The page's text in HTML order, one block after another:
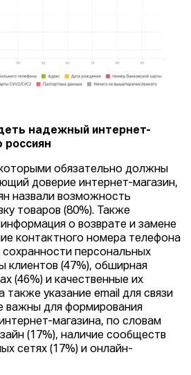
надежный интернет-
россиян
обязательно должны
доверие интернет-магазин,
назвали возможность
товаров (80%). Также
о возврате и замене
контактного номера телефона
персональных
клиентов (47%), обширная
(46%) и качественные их
также указание email для связи
важны для формирования
магазина, по словам
(17%), наличие сообществ
сетях (17%) и онлайн-